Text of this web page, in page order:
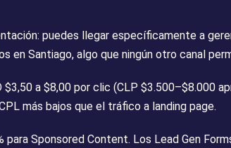
puedes llegar específicamente a
en Santiago, algo que ningún otro canal
$3,50 a $8,00 por clic (CLP $3.500–$8.000
más bajos que el tráfico a landing page.
para Sponsored Content. Los Lead Gen